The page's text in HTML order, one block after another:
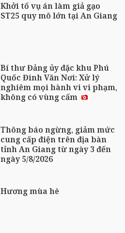
Khởi tố vụ án làm giả gạo
ST25 quy mô lớn tại An Giang
Bí thư Đảng ủy đặc khu Phú
Quốc Đinh Văn Nơi: Xử lý
nghiêm mọi hành vi vi phạm,
không có vùng cấm
Thông báo ngừng, giảm mức
cung cấp điện trên địa bàn
tỉnh An Giang từ ngày 3 đến
ngày 5/8/2026
Hương mùa hè